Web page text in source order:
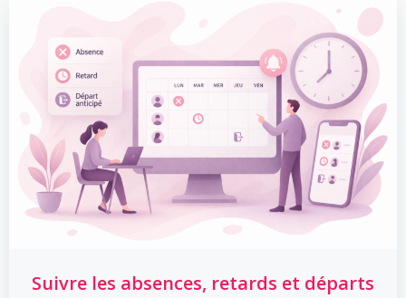
Suivre les absences, retards et départs